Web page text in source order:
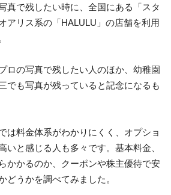
真で残したい時に、全国にある「スタ
アリス系の「HALULU」の店舗を利用
ロの写真で残したい人のほか、幼稚園
でも写真が残っていると記念になるも
は料金体系がわかりにくく、オプショ
いと感じる人も多々です。基本料金、
かかるのか、クーポンや株主優待で安
どうかを調べてみました。